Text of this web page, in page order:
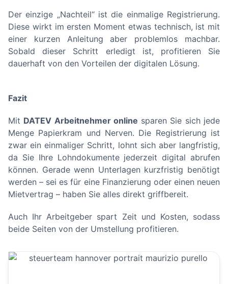
Der einzige „Nachteil“ ist die einmalige Registrierung.
Diese wirkt im ersten Moment etwas technisch, ist mit
einer kurzen Anleitung aber problemlos machbar.
Sobald dieser Schritt erledigt ist, profitieren Sie
dauerhaft von den Vorteilen der digitalen Lösung.
Fazit
Mit DATEV Arbeitnehmer online sparen Sie sich jede
Menge Papierkram und Nerven. Die Registrierung ist
zwar ein einmaliger Schritt, lohnt sich aber langfristig,
da Sie Ihre Lohndokumente jederzeit digital abrufen
können. Gerade wenn Unterlagen kurzfristig benötigt
werden – sei es für eine Finanzierung oder einen neuen
Mietvertrag – haben Sie alles direkt griffbereit.
Auch Ihr Arbeitgeber spart Zeit und Kosten, sodass
beide Seiten von der Umstellung profitieren.